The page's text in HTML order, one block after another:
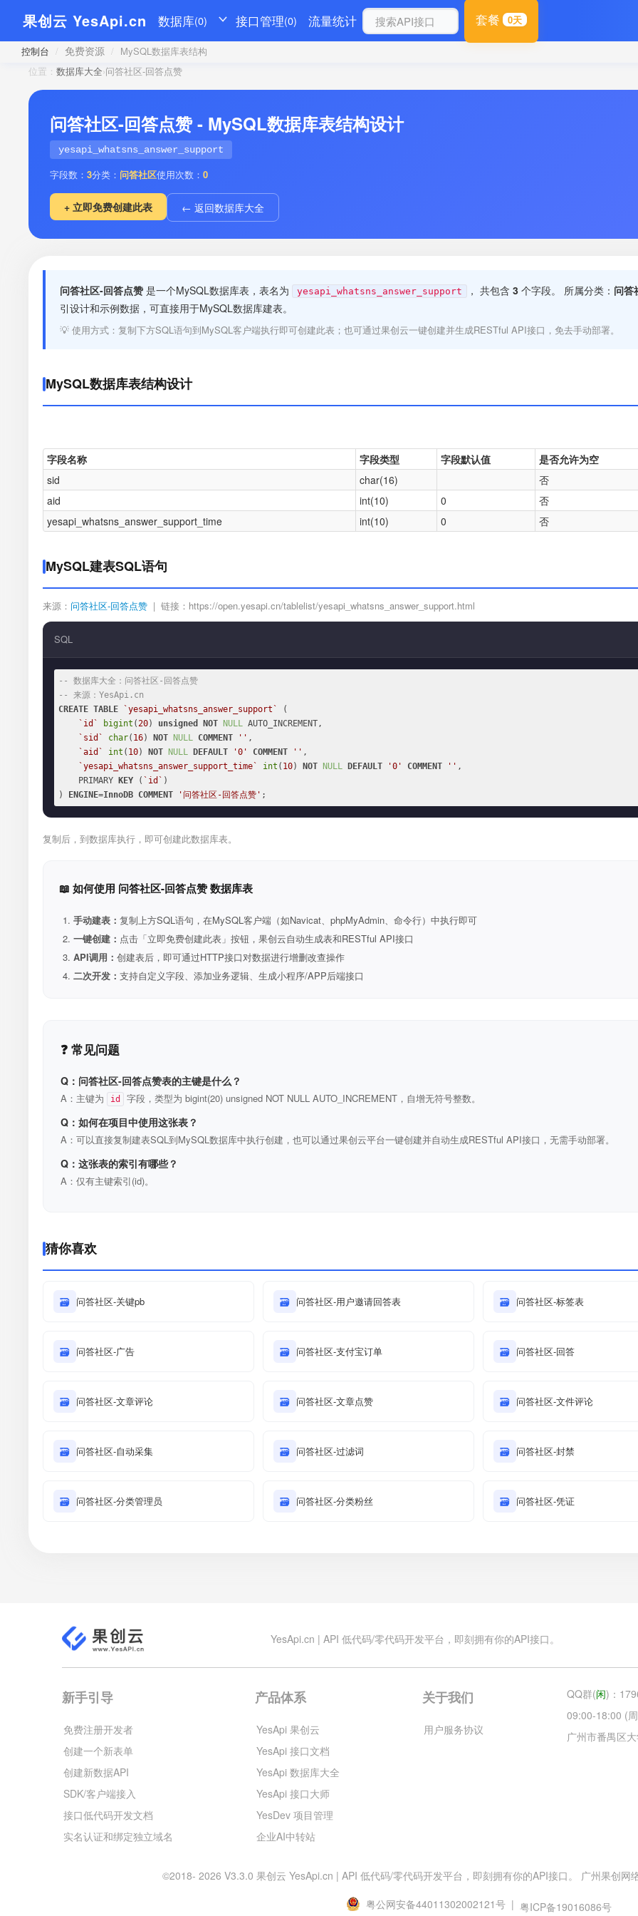
果创云 YesApi.cn 数据库(0) 接口管理(0) 流量统计 套餐 0天
控制台 / 免费资源 / MySQL数据库表结构
位置： 数据库大全›问答社区-回答点赞
问答社区-回答点赞 - MySQL数据库表结构设计
yesapi_whatsns_answer_support
字段数： 3分类： 问答社区使用次数： 0
+ 立即免费创建此表 ← 返回数据库大全
问答社区-回答点赞 是一个MySQL数据库表，表名为 yesapi_whatsns_answer_support ， 共包含 3 个字段。 所属分类： 问答
引设计和示例数据，可直接用于MySQL数据库建表。
💡 使用方式：复制下方SQL语句到MySQL客户端执行即可创建此表；也可通过果创云一键创建并生成RESTful API接口，免去手动部署。
MySQL数据库表结构设计
字段名称 字段类型 字段默认值
是否允许为空
sid
char(16)
否
aid
int(10) 0
否
yesapi_whatsns_answer_support_time
int(10) 0 否
MySQL建表SQL语句
来源： 问答社区-回答点赞 | 链接：https://open.yesapi.cn/tablelist/yesapi_whatsns_answer_support.html
SQL
-- 数据库大全：问答社区-回答点赞
-- 来源：YesApi.cn
CREATE TABLE `yesapi_whatsns_answer_support`
(
`id`
bigint (20) unsigned NOT NULL AUTO_INCREMENT,
`sid`
char( 16) NOT NULL COMMENT '' ,
`aid`
int ( 10) NOT NULL DEFAULT '0' COMMENT '' ,
`yesapi_whatsns_answer_support_time`
int ( 10) NOT NULL DEFAULT '0' COMMENT '' ,
    PRIMARY
KEY ( `id` )
)
ENGINE=InnoDB COMMENT '问答社区-回答点赞' ;
复制后，到数据库执行，即可创建此数据库表。
📖 如何使用 问答社区-回答点赞 数据库表
手动建表： 复制上方SQL语句，在MySQL客户端（如Navicat、phpMyAdmin、命令行）中执行即可
一键创建： 点击「立即免费创建此表」按钮，果创云自动生成表和RESTful API接口
API调用： 创建表后，即可通过HTTP接口对数据进行增删改查操作
二次开发： 支持自定义字段、添加业务逻辑、生成小程序/APP后端接口
❓ 常见问题
Q：问答社区-回答点赞表的主键是什么？
A：主键为 id 字段，类型为 bigint(20) unsigned NOT NULL AUTO_INCREMENT，自增无符号整数。
Q：如何在项目中使用这张表？
A：可以直接复制建表SQL到MySQL数据库中执行创建，也可以通过果创云平台一键创建并自动生成RESTful API接口，无需手动部署。
Q：这张表的索引有哪些？
A：仅有主键索引(id)。
猜你喜欢
🗃 问答社区-关键pb 🗃 问答社区-用户邀请回答表 🗃 问答社区-标签表
🗃 问答社区-广告 🗃 问答社区-支付宝订单 🗃 问答社区-回答
🗃 问答社区-文章评论 🗃 问答社区-文章点赞 🗃 问答社区-文件评论
🗃 问答社区-自动采集 🗃 问答社区-过滤词 🗃 问答社区-封禁
🗃 问答社区-分类管理员 🗃 问答社区-分类粉丝 🗃 问答社区-凭证
YesApi.cn | API 低代码/零代码开发平台，即刻拥有你的API接口。
新手引导
免费注册开发者
创建一个新表单
创建新数据API
SDK/客户端接入
接口低代码开发文档
实名认证和绑定独立域名
产品体系
YesApi 果创云
YesApi 接口文档
YesApi 数据库大全
YesApi 接口大师
YesDev 项目管理
企业AI中转站
关于我们
用户服务协议
QQ群(闲)：
09:00-18:00 (
广州市番禺区
©2018- 2026 V3.3.0 果创云 YesApi.cn | API 低代码/零代码开发平台，即刻拥有你的API接口。 广州果创网
粤公网安备44011302002121号 | 粤ICP备19016086号